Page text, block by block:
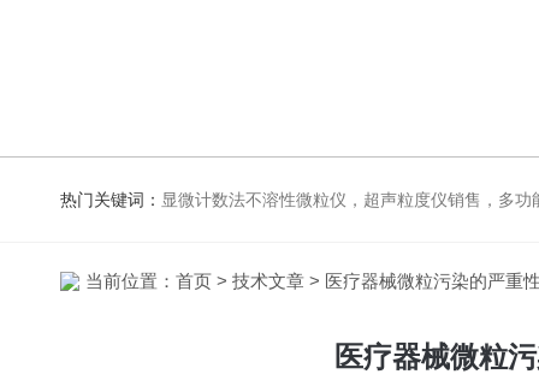
热门关键词： 显微计数法不溶性微粒仪，超声粒度仪销售，多功能超声粒度蘑菇视频下载渠道，粒度及Zeta
当前位置： 首页 > 技术文章 > 医疗器械微粒污染的严重
医疗器械微粒